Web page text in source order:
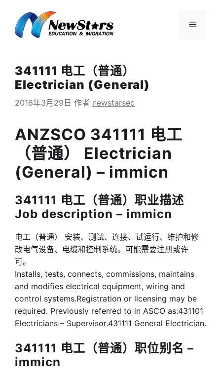
菜
341111 电工（普通）
Electrician (General)
2016年3月29日 作者 newstarsec
ANZSCO 341111 电工
（普通） Electrician
(General) – immicn
341111 电工（普通）职业描述
Job description – immicn
电工（普通） 安装、测试、连接、试运行、维护和修
改电气设备、电缆和控制系统。可能需要注册或许
可。
Installs, tests, connects, commissions, maintains
and modifies electrical equipment, wiring and
control systems.Registration or licensing may be
required. Previously referred to in ASCO as:431101
Electricians – Supervisor.431111 General Electrician.
341111 电工（普通）职位别名 –
immicn